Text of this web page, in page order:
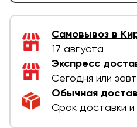
Самовывоз в
17 августа
Экспресс
Сегодня или
Обычная
Срок доставки